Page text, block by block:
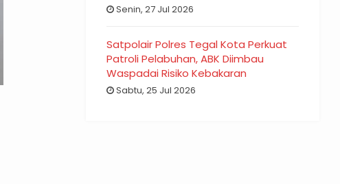
Senin, 27 Jul 2026
Satpolair Polres Tegal Kota Perkuat
Patroli Pelabuhan, ABK Diimbau
Waspadai Risiko Kebakaran
Sabtu, 25 Jul 2026